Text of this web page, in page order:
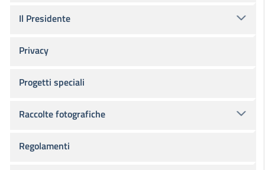
Il Presidente
Privacy
Progetti speciali
Raccolte fotografiche
Regolamenti